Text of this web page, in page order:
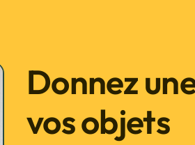
Donnez
vos objets